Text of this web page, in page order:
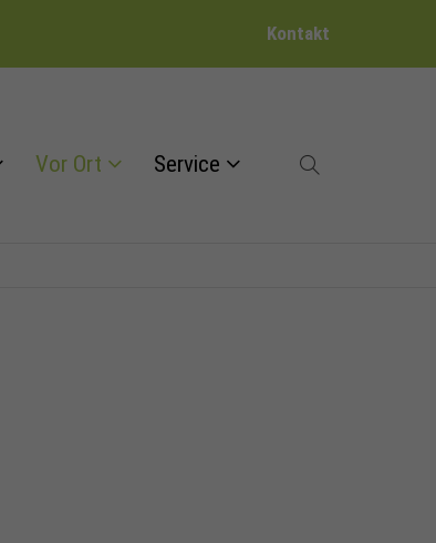
Kontakt
Vor Ort Service